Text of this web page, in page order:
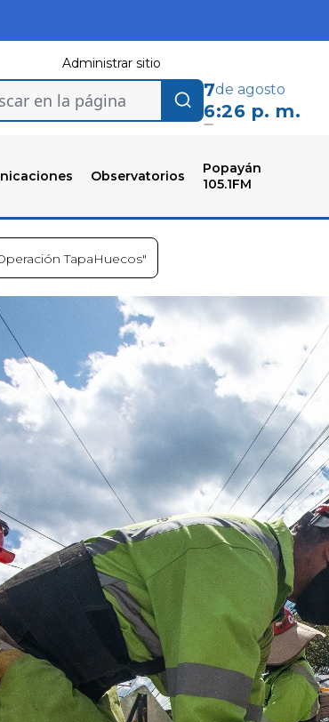
Administrar sitio
en la página 7de agosto
6:26 p. m.
Observatorios
Popayán
105.1FM
TapaHuecos"